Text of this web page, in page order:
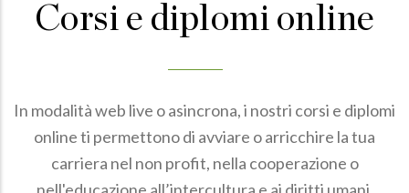
Corsi e diplomi online
In modalità web live o asincrona, i nostri corsi e diplomi
online ti permettono di avviare o arricchire la tua
carriera nel non profit, nella cooperazione o